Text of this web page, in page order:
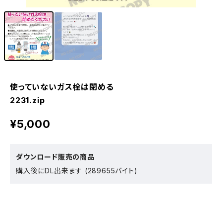
使っていないガス栓は閉める
2231.zip
¥5,000
ダウンロード販売の商品
購入後にDL出来ます (289655バイト)